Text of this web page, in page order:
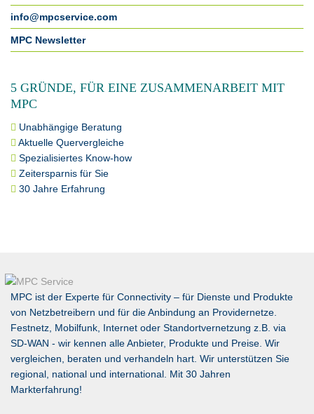
info@mpcservice.com
MPC Newsletter
5 GRÜNDE, FÜR EINE ZUSAMMENARBEIT MIT
MPC
Unabhängige Beratung
Aktuelle Quervergleiche
Spezialisiertes Know-how
Zeitersparnis für Sie
30 Jahre Erfahrung
MPC ist der Experte für Connectivity – für Dienste und Produkte
von Netzbetreibern und für die Anbindung an Providernetze.
Festnetz, Mobilfunk, Internet oder Standortvernetzung z.B. via
SD-WAN - wir kennen alle Anbieter, Produkte und Preise. Wir
vergleichen, beraten und verhandeln hart. Wir unterstützen Sie
regional, national und international. Mit 30 Jahren
Markterfahrung!